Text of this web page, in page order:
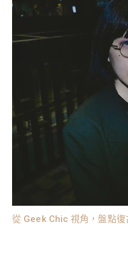
從 Geek Chic 視角，盤點復